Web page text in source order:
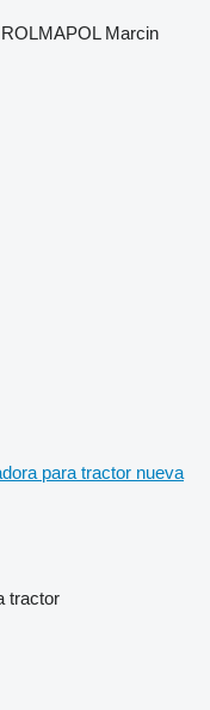
Marcin
para tractor nueva
tractor